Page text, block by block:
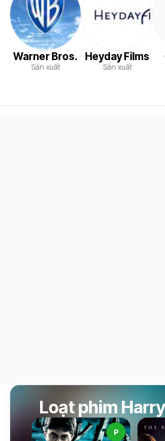
Warner Bros.
Sản xuất
Heyday Films
Sản xuất
Loạt phim
P